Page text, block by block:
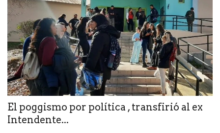
El poggismo por política , transfirió al ex
Intendente...